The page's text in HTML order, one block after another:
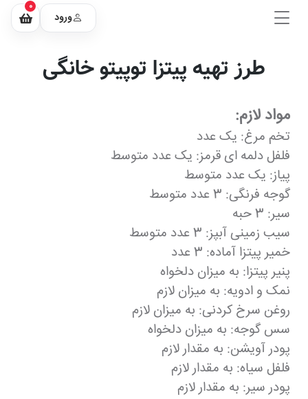
ورود
0
طرز تهیه پیتزا توپیتو خانگی
مواد لازم:
تخم مرغ: یک عدد
فلفل دلمه ای قرمز: یک عدد متوسط
پیاز: یک عدد متوسط
گوجه فرنگی: 3 عدد متوسط
سیر: 3 حبه
سیب زمینی آبپز: 3 عدد متوسط
خمیر پیتزا آماده: 3 عدد
پنیر پیتزا: به میزان دلخواه
نمک و ادویه: به میزان لازم
روغن سرخ کردنی: به میزان لازم
سس گوجه: به میزان دلخواه
پودر آویشن: به مقدار لازم
فلفل سیاه: به مقدار لازم
پودر سیر: به مقدار لازم